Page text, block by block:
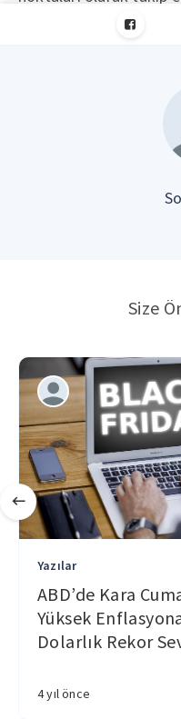
Size
Yazılar
ABD’de Kara
Yüksek
Dolarlık Rekor
4 yıl önce